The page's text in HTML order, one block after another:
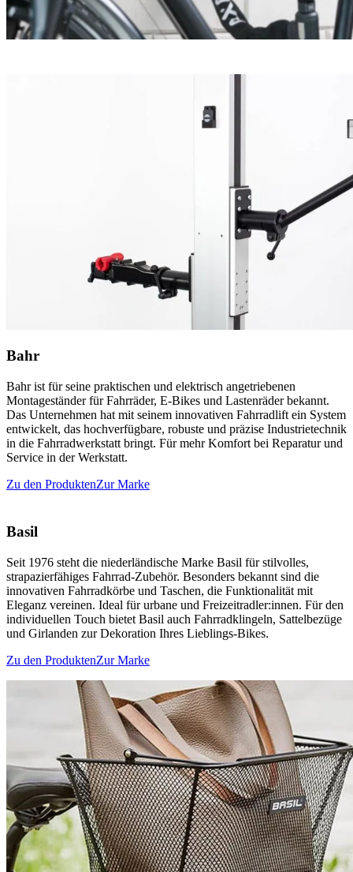
Bahr
Bahr ist für seine praktischen und elektrisch angetriebenen
Montageständer für Fahrräder, E-Bikes und Lastenräder bekannt.
Das Unternehmen hat mit seinem innovativen Fahrradlift ein System
entwickelt, das hochverfügbare, robuste und präzise Industrietechnik
in die Fahrradwerkstatt bringt. Für mehr Komfort bei Reparatur und
Service in der Werkstatt.
Zu den ProduktenZur Marke
Basil
Seit 1976 steht die niederländische Marke Basil für stilvolles,
strapazierfähiges Fahrrad-Zubehör. Besonders bekannt sind die
innovativen Fahrradkörbe und Taschen, die Funktionalität mit
Eleganz vereinen. Ideal für urbane und Freizeitradler:innen. Für den
individuellen Touch bietet Basil auch Fahrradklingeln, Sattelbezüge
und Girlanden zur Dekoration Ihres Lieblings-Bikes.
Zu den ProduktenZur Marke